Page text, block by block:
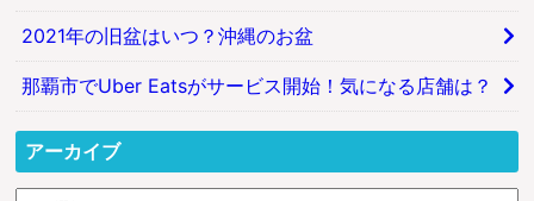
2021年の旧盆はいつ？沖縄のお盆
那覇市でUber Eatsがサービス開始！気になる店舗は？
アーカイブ